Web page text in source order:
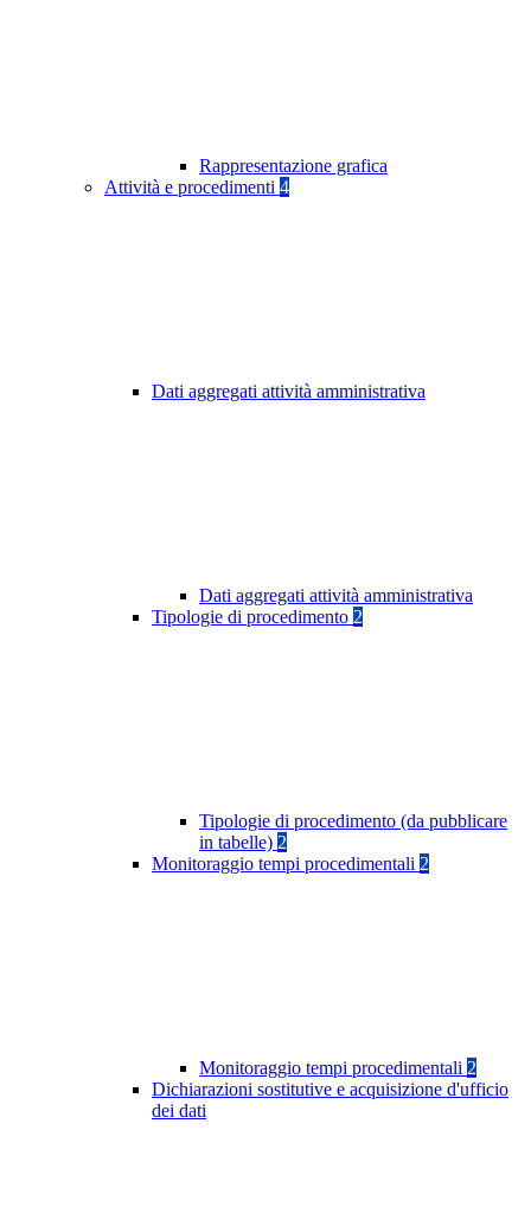
Rappresentazione grafica
Attività e procedimenti 4
Dati aggregati attività amministrativa
Dati aggregati attività amministrativa
Tipologie di procedimento 2
Tipologie di procedimento (da pubblicare
in tabelle) 2
Monitoraggio tempi procedimentali 2
Monitoraggio tempi procedimentali 2
Dichiarazioni sostitutive e acquisizione d'ufficio
dei dati